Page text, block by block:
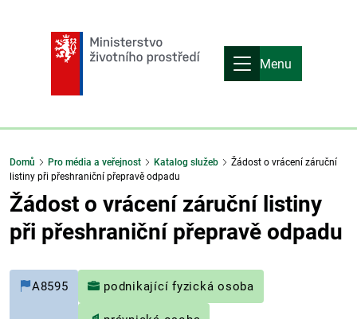
Menu
Domů Pro média a veřejnost Katalog služeb
Žádost o vrácení záruční
listiny při přeshraniční přepravě odpadu
Žádost o vrácení záruční listiny
při přeshraniční přepravě odpadu
A8595 podnikající fyzická osoba